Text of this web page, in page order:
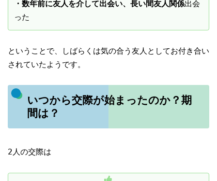
・数年前に友人を介して出会い、長い間友人関係出会
った
ということで、しばらくは気の合う友人としてお付き合い
されていたようです。
いつから交際が始まったのか？期
間は？
2人の交際は